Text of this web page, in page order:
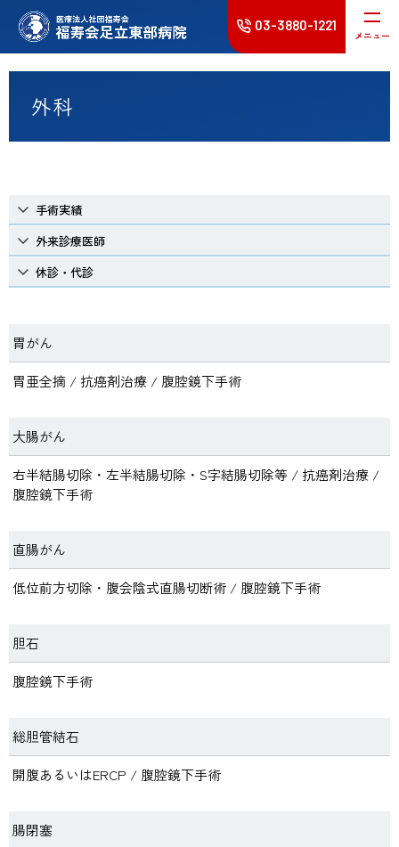
受診される方へ
入院･面会
健診･人間ドック
病院案内
03-3880-1221
メニュー
外科
手術実績
外来診療医師
休診・代診
胃がん
胃亜全摘 / 抗癌剤治療 / 腹腔鏡下手術
大腸がん
右半結腸切除・左半結腸切除・S字結腸切除等 / 抗癌剤治療 /
腹腔鏡下手術
直腸がん
低位前方切除・腹会陰式直腸切断術 / 腹腔鏡下手術
胆石
腹腔鏡下手術
総胆管結石
開腹あるいはERCP / 腹腔鏡下手術
腸閉塞